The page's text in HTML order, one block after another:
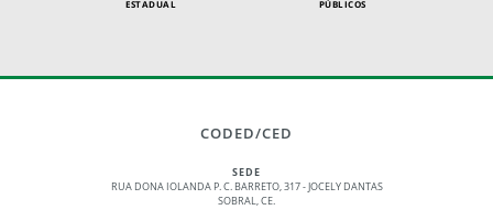
ESTADUAL
PÚBLICOS
CODED/CED
SEDE
RUA DONA IOLANDA P. C. BARRETO, 317 - JOCELY DANTAS
SOBRAL, CE.